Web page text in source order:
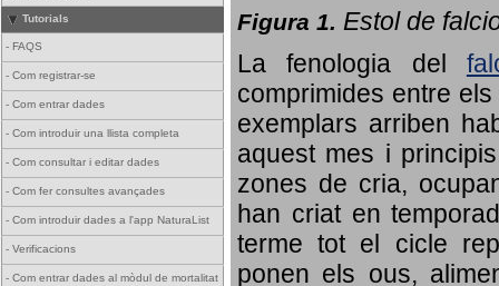
Tutorials
- FAQS
- Com registrar-se
- Com entrar dades
- Com introduir una llista completa
- Com consultar i editar dades
- Com fer consultes avançades
- Com introduir dades a l'app NaturaList
- Verificacions
- Com entrar dades al mòdul de mortalitat
Figura 1. Estol de
La fenologia del
comprimides entre
exemplars arriben
aquest mes i
zones de cria,
han criat en
terme tot el cicle
ponen els ous,